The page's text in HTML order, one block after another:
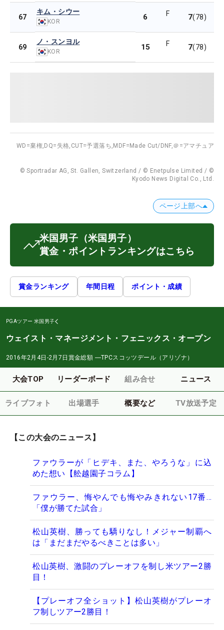
67
キム・シウー
KOR 6 F 7(78)
69
ノ・スンヨル
KOR 15 F 7(78)
WD=棄権, DQ=失格, CUT=予選落ち, MDF=Made Cut/DNF,＠=アマチュア
© Sportradar AG, St. Gallen, Switzerland / © Enetpulse Limited / ©
Kyodo News Digital Co., Ltd.
ページ上部へ
米国男子 （米国男子）
賞金・ポイントランキングはこちら
賞金ランキング 年間日程 ポイント・成績
PGAツアー 米国男子
ウェイスト・マネージメント・フェニックス・オープン
2016年2月4日-2月7日 賞金総額 ―TPCスコッツデール（アリゾナ）
大会TOP リーダーボード 組み合せ ニュース
ライブフォト 出場選手 概要など TV放送予定
【この大会のニュース】
ファウラーが「ヒデキ、また、やろうな」に込
めた想い【舩越園子コラム】
ファウラー、悔やんでも悔やみきれない17番…
「僕が勝てた試合」
松山英樹、勝っても驕りなし！メジャー制覇へ
は「まだまだやるべきことは多い」
松山英樹、激闘のプレーオフを制し米ツアー2勝
目！
【プレーオフ全ショット】松山英樹がプレーオ
フ制しツアー2勝目！